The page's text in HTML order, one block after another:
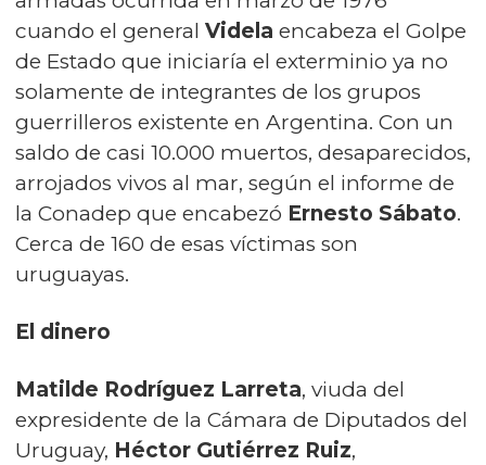
cuando el general Videla encabeza el Golpe
de Estado que iniciaría el exterminio ya no
solamente de integrantes de los grupos
guerrilleros existente en Argentina. Con un
saldo de casi 10.000 muertos, desaparecidos,
arrojados vivos al mar, según el informe de
la Conadep que encabezó Ernesto Sábato.
Cerca de 160 de esas víctimas son
uruguayas.
El dinero
Matilde Rodríguez Larreta, viuda del
expresidente de la Cámara de Diputados del
Uruguay, Héctor Gutiérrez Ruiz,